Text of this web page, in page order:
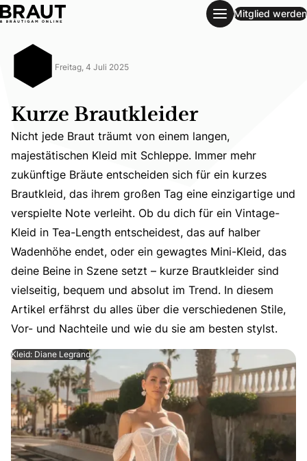
Mitglied werden
Freitag, 4 Juli 2025
Kurze Brautkleider
Nicht jede Braut träumt von einem langen,
Nicht jede Braut träumt von einem langen,
majestätischen Kleid mit Schleppe. Immer mehr
zukünftige Bräute entscheiden sich für ein kurzes
Brautkleid, das ihrem großen Tag eine einzigartige und
verspielte Note verleiht. Ob du dich für ein Vintage-
Kleid in Tea-Length entscheidest, das auf halber
Wadenhöhe endet, oder ein gewagtes Mini-Kleid, das
deine Beine in Szene setzt – kurze Brautkleider sind
vielseitig, bequem und absolut im Trend. In diesem
Artikel erfährst du alles über die verschiedenen Stile,
Vor- und Nachteile und wie du sie am besten stylst.
Kleid: Diane Legrand